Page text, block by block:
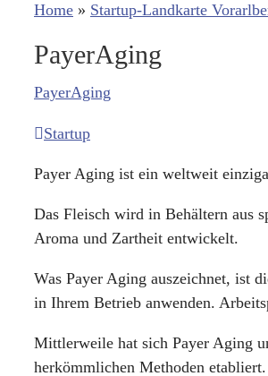
Home » Startup-Landkarte
PayerAging
PayerAging
Startup
Payer Aging ist ein weltweit
Das Fleisch wird in Behältern aus
Aroma und Zartheit entwickelt.
Was Payer Aging auszeichnet, ist
in Ihrem Betrieb anwenden.
Mittlerweile hat sich Payer Aging
herkömmlichen Methoden etabliert.